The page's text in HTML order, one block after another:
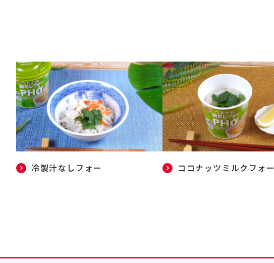
冷製汁なしフォー ココナッツミルクフォー